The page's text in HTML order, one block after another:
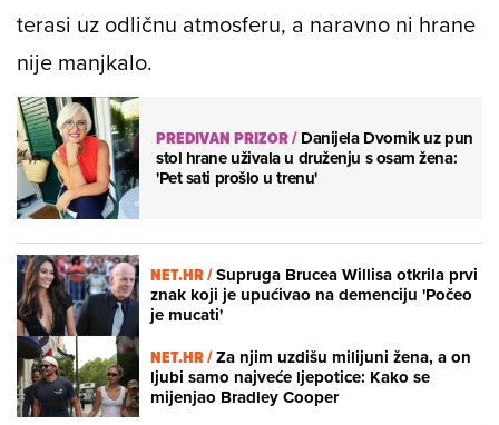
terasi uz odličnu atmosferu, a naravno ni hrane
nije manjkalo.
PREDIVAN PRIZOR/Danijela Dvornik uz pun
stol hrane uživala u druženju s osam žena:
'Pet sati prošlo u trenu'
NET.HR /Supruga Brucea Willisa otkrila prvi
znak koji je upućivao na demenciju 'Počeo
je mucati'
NET.HR /Za njim uzdišu milijuni žena, a on
ljubi samo najveće ljepotice: Kako se
mijenjao Bradley Cooper